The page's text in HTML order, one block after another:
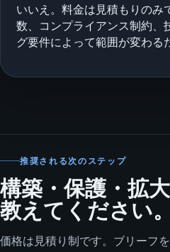
いいえ。料金は見積もりのみ
数、コンプライアンス制約、
グ要件によって範囲が変わる
推奨される次のステップ
構築・保護・拡
教えてください。
価格は見積り制です。ブリーフ